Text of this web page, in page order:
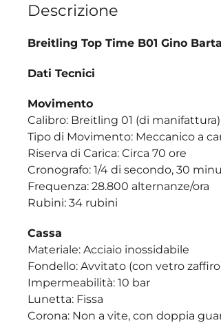
Descrizione
Breitling Top Time B01 Gino
Dati Tecnici
Movimento
Calibro: Breitling 01 (di manifattura)
Tipo di Movimento: Meccanico a
Riserva di Carica: Circa 70 ore
Cronografo: 1/4 di secondo, 30
Frequenza: 28.800 alternanze/ora
Rubini: 34 rubini
Cassa
Materiale: Acciaio inossidabile
Fondello: Avvitato (con vetro
Impermeabilità: 10 bar
Lunetta: Fissa
Corona: Non a vite, con doppia